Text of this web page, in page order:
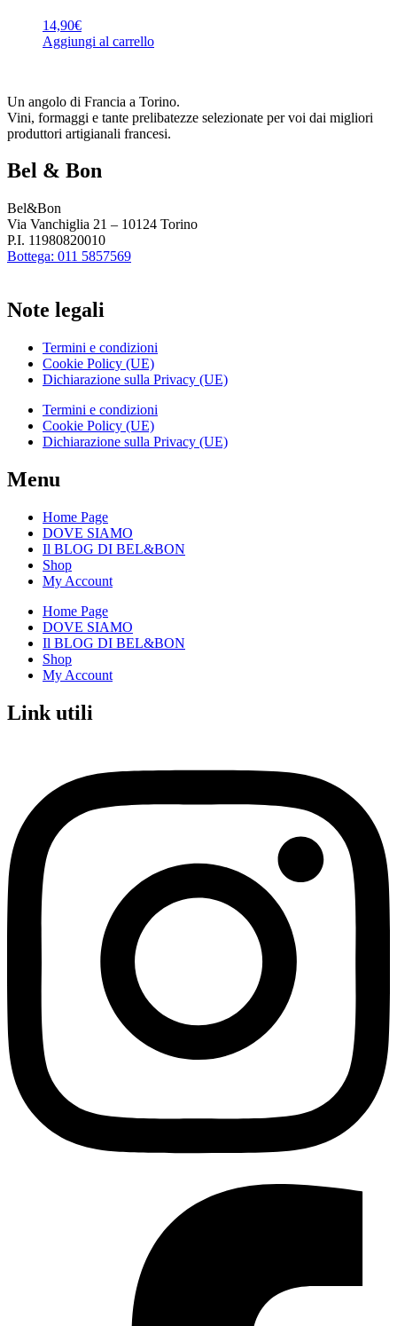
14,90€
Aggiungi al carrello
Un angolo di Francia a Torino.
Vini, formaggi e tante prelibatezze selezionate per voi dai migliori
produttori artigianali francesi.
Bel & Bon
Bel&Bon
Via Vanchiglia 21 – 10124 Torino
P.I. 11980820010
Bottega: 011 5857569
Note legali
Termini e condizioni
Cookie Policy (UE)
Dichiarazione sulla Privacy (UE)
Termini e condizioni
Cookie Policy (UE)
Dichiarazione sulla Privacy (UE)
Menu
Home Page
DOVE SIAMO
Il BLOG DI BEL&BON
Shop
My Account
Home Page
DOVE SIAMO
Il BLOG DI BEL&BON
Shop
My Account
Link utili